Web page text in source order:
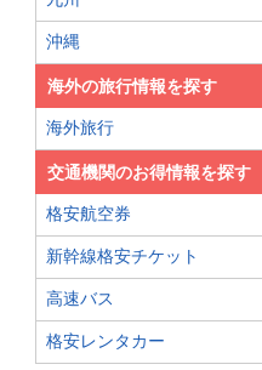
沖縄
海外の旅行情報を探す
海外旅行
交通機関のお得情報を探す
格安航空券
新幹線格安チケット
高速バス
格安レンタカー